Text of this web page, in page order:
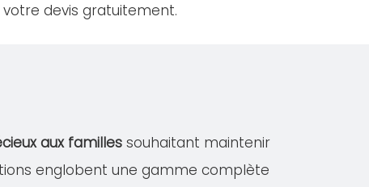
devis gratuitement.
aux familles souhaitant maintenir
englobent une gamme complète